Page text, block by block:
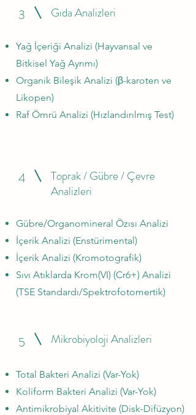
3 Gıda Analizleri
Yağ İçeriği Analizi (Hayvansal ve
Bitkisel Yağ Ayrımı)
Organik Bileşik Analizi (β-karoten ve
Likopen)
Raf Ömrü Analizi (Hızlandırılmış Test)
4
Toprak / Gübre / Çevre
Analizleri
Gübre/Organomineral Özısı Analizi
İçerik Analizi (Enstürimental)
İçerik Analizi (Kromotografik)
Sıvı Atıklarda Krom(VI) (Cr6+) Analizi
(TSE Standardı/Spektrofotomertik)
5 Mikrobiyoloji Analizleri
Total Bakteri Analizi (Var-Yok)
Koliform Bakteri Analizi (Var-Yok)
Antimikrobiyal Akitivite (Disk-Difüzyon)